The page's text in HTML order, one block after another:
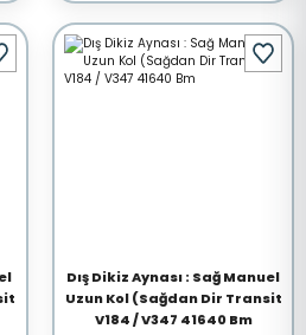
Dış Dikiz Aynası : Sağ Manuel
Uzun Kol (Sağdan Dir Transit
V184 / V347 41640 Bm